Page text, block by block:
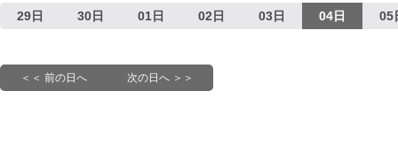
29日 30日 01日 02日 03日 04日 05
＜＜ 前の日へ 次の日へ ＞＞